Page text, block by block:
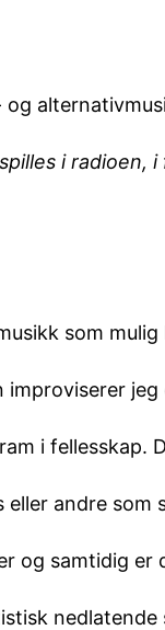
i radioen, i
som
i fellesskap.
andre
og samtidig